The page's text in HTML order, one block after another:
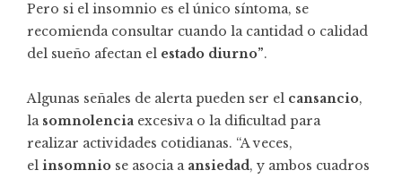
Pero si el insomnio es el único síntoma, se
recomienda consultar cuando la cantidad o calidad
del sueño afectan el estado diurno”.
Algunas señales de alerta pueden ser el cansancio,
la somnolencia excesiva o la dificultad para
realizar actividades cotidianas. “A veces,
el insomnio se asocia a ansiedad, y ambos cuadros